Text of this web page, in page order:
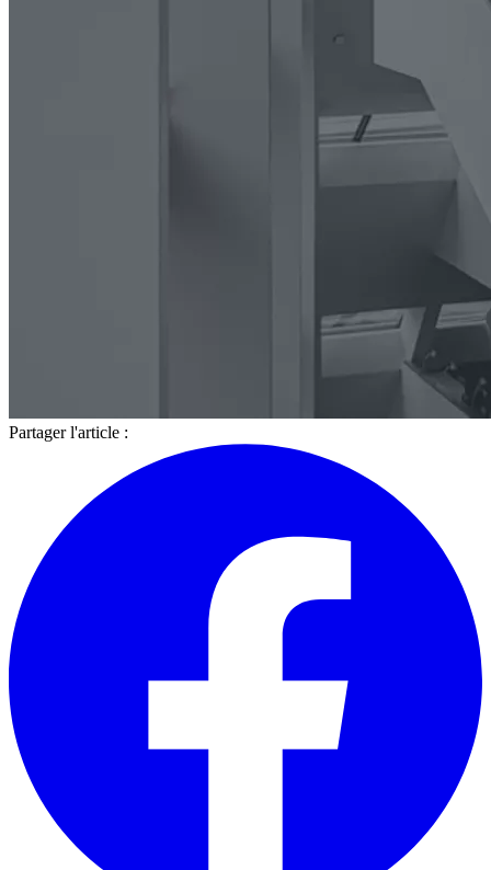
Partager l'article :